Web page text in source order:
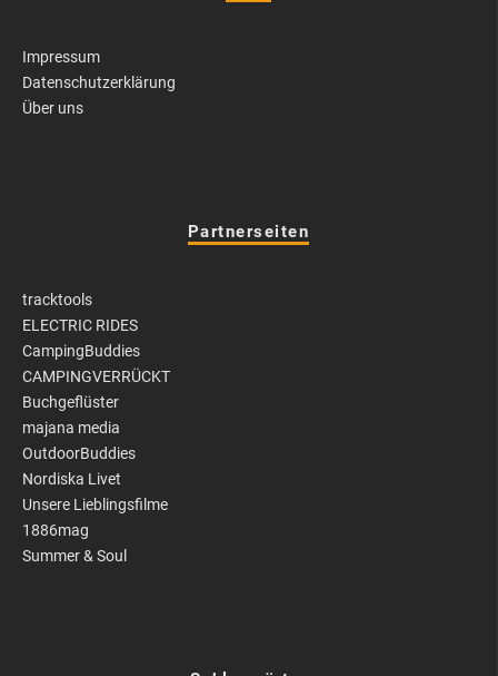
Impressum
Datenschutzerklärung
Über uns
Partnerseiten
tracktools
ELECTRIC RIDES
CampingBuddies
CAMPINGVERRÜCKT
Buchgeflüster
majana media
OutdoorBuddies
Nordiska Livet
Unsere Lieblingsfilme
1886mag
Summer & Soul